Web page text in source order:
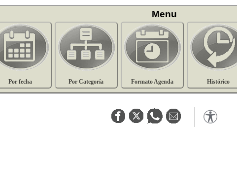
Menu
Por fecha Por Categoría Formato Agenda Histórico